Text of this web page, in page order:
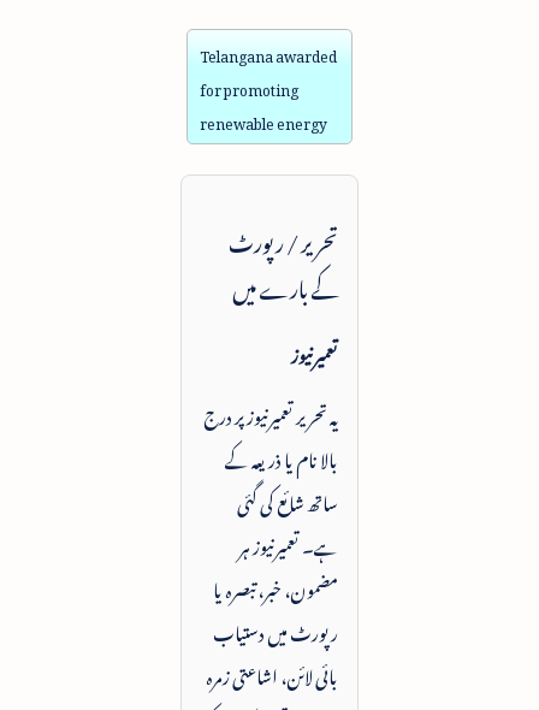
Telangana awarded
for promoting
renewable energy
تحریر / رپورٹ
کے بارے میں
تعمیرنیوز
یہ تحریر تعمیرنیوز پر درج
بالا نام یا ذریعہ کے
ساتھ شائع کی گئی
ہے۔ تعمیرنیوز ہر
مضمون، خبر، تبصرہ یا
رپورٹ میں دستیاب
بائی لائن، اشاعتی زمرہ